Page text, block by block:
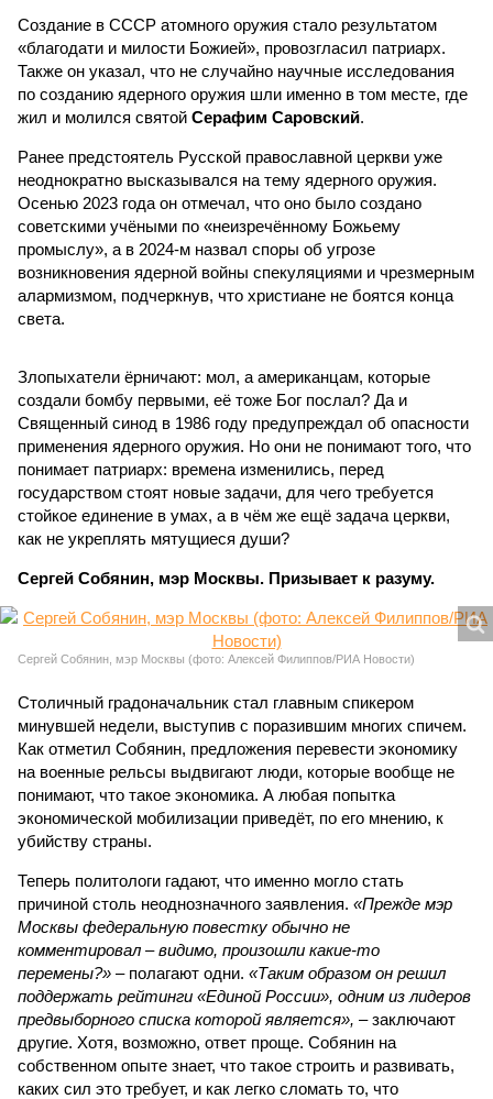
Создание в СССР атомного оружия стало результатом
«благодати и милости Божией», провозгласил патриарх.
Также он указал, что не случайно научные исследования
по созданию ядерного оружия шли именно в том месте, где
жил и молился святой Серафим Саровский.
Ранее предстоятель Русской православной церкви уже
неоднократно высказывался на тему ядерного оружия.
Осенью 2023 года он отмечал, что оно было создано
советскими учёными по «неизречённому Божьему
промыслу», а в 2024-м назвал споры об угрозе
возникновения ядерной войны спекуляциями и чрезмерным
алармизмом, подчеркнув, что христиане не боятся конца
света.
Злопыхатели ёрничают: мол, а американцам, которые
создали бомбу первыми, её тоже Бог послал? Да и
Священный синод в 1986 году предупреждал об опасности
применения ядерного оружия. Но они не понимают того, что
понимает патриарх: времена изменились, перед
государством стоят новые задачи, для чего требуется
стойкое единение в умах, а в чём же ещё задача церкви,
как не укреплять мятущиеся души?
Сергей Собянин, мэр Москвы. Призывает к разуму.
Сергей Собянин, мэр Москвы (фото: Алексей Филиппов/РИА Новости)
Столичный градоначальник стал главным спикером
минувшей недели, выступив с поразившим многих спичем.
Как отметил Собянин, предложения перевести экономику
на военные рельсы выдвигают люди, которые вообще не
понимают, что такое экономика. А любая попытка
экономической мобилизации приведёт, по его мнению, к
убийству страны.
Теперь политологи гадают, что именно могло стать
причиной столь неоднозначного заявления. «Прежде мэр
Москвы федеральную повестку обычно не
комментировал – видимо, произошли какие-то
перемены?» – полагают одни. «Таким образом он решил
поддержать рейтинги «Единой России», одним из лидеров
предвыборного списка которой является», – заключают
другие. Хотя, возможно, ответ проще. Собянин на
собственном опыте знает, что такое строить и развивать,
каких сил это требует, и как легко сломать то, что